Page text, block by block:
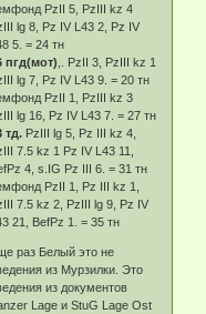
PzII 5, PzIII kz 4
lg 8, Pz IV L43 2, Pz IV
5. = 24 тн
пгд(мот) ,. PzII 3, PzIII kz 1
lg 7, Pz IV L43 9. = 20 тн
PzII 1, PzIII kz 3
lg 16, Pz IV L43 7. = 27 тн
тд. PzIII lg 5, Pz III kz 4,
7.5 kz 1 Pz IV L43 11,
4, s.IG Pz III 6. = 31 тн
PzII 1, Pz III kz 1,
7.5 kz 2, PzIII lg 9, Pz IV
21, BefPz 1. = 35 тн
раз Белый это не
из Мурзилки. Это
из документов
Lage и StuG Lage Ost